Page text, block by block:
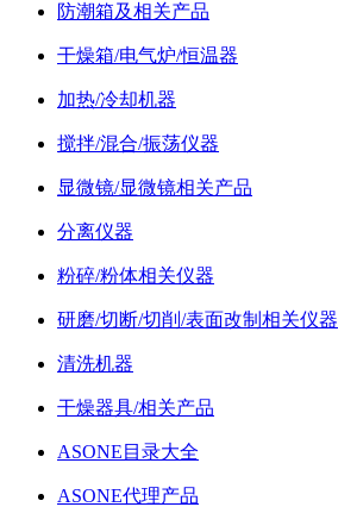
防潮箱及相关产品
干燥箱/电气炉/恒温器
加热/冷却机器
搅拌/混合/振荡仪器
显微镜/显微镜相关产品
分离仪器
粉碎/粉体相关仪器
研磨/切断/切削/表面改制相关仪器
清洗机器
干燥器具/相关产品
ASONE目录大全
ASONE代理产品